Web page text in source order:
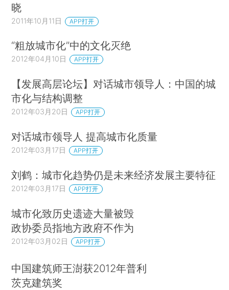
晓
2011年10月11日 APP打开
“粗放城市化”中的文化灭绝
2012年04月10日 APP打开
【发展高层论坛】对话城市领导人：中国的城
市化与结构调整
2012年03月20日 APP打开
对话城市领导人 提高城市化质量
2012年03月17日 APP打开
刘鹤：城市化趋势仍是未来经济发展主要特征
2012年03月17日 APP打开
城市化致历史遗迹大量被毁
政协委员指地方政府不作为
2012年03月02日 APP打开
中国建筑师王澍获2012年普利
茨克建筑奖